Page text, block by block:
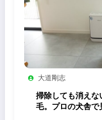
大道剛志
掃除しても消えな
毛。プロの犬舎で